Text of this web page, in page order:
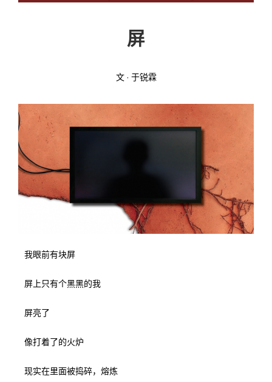
历史
180期
178期
“本土文学”栏目征稿
《源》杂志简介
联系我们
登录
{username} | 退出
屏
文 · 于锐霖
我眼前有块屏
屏上只有个黑黑的我
屏亮了
像打着了的火炉
现实在里面被捣碎，熔炼